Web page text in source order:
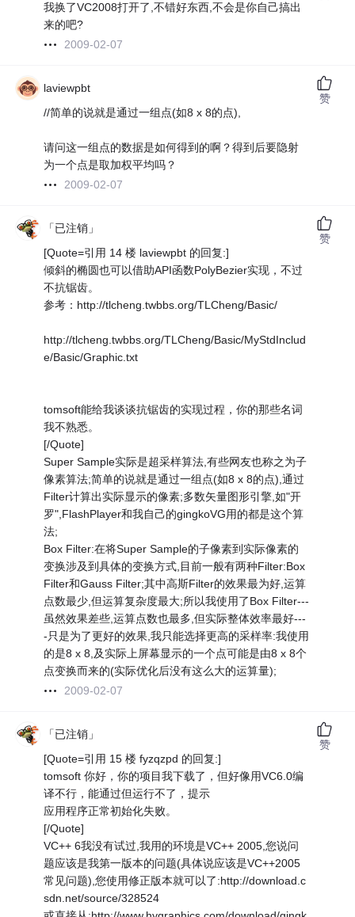
我换了VC2008打开了,不错好东西,不会是你自己搞出
来的吧?
2009-02-07
laviewpbt
//简单的说就是通过一组点(如8 x 8的点),
请问这一组点的数据是如何得到的啊？得到后要隐射
为一个点是取加权平均吗？
2009-02-07
赞
「已注销」
[Quote=引用 14 楼 laviewpbt 的回复:]
倾斜的椭圆也可以借助API函数PolyBezier实现，不过
不抗锯齿。
参考：http://tlcheng.twbbs.org/TLCheng/Basic/
http://tlcheng.twbbs.org/TLCheng/Basic/MyStdInclud
e/Basic/Graphic.txt
tomsoft能给我谈谈抗锯齿的实现过程，你的那些名词
我不熟悉。
[/Quote]
Super Sample实际是超采样算法,有些网友也称之为子
像素算法;简单的说就是通过一组点(如8 x 8的点),通过
Filter计算出实际显示的像素;多数矢量图形引擎,如"开
罗",FlashPlayer和我自己的gingkoVG用的都是这个算
法;
Box Filter:在将Super Sample的子像素到实际像素的
变换涉及到具体的变换方式,目前一般有两种Filter:Box
Filter和Gauss Filter;其中高斯Filter的效果最为好,运算
点数最少,但运算复杂度最大;所以我使用了Box Filter---
虽然效果差些,运算点数也最多,但实际整体效率最好---
-只是为了更好的效果,我只能选择更高的采样率:我使用
的是8 x 8,及实际上屏幕显示的一个点可能是由8 x 8个
点变换而来的(实际优化后没有这么大的运算量);
2009-02-07
赞
「已注销」
[Quote=引用 15 楼 fyzqzpd 的回复:]
tomsoft 你好，你的项目我下载了，但好像用VC6.0编
译不行，能通过但运行不了，提示
应用程序正常初始化失败。
[/Quote]
VC++ 6我没有试过,我用的环境是VC++ 2005,您说问
题应该是我第一版本的问题(具体说应该是VC++2005
常见问题),您使用修正版本就可以了:http://download.c
sdn.net/source/328524
赞